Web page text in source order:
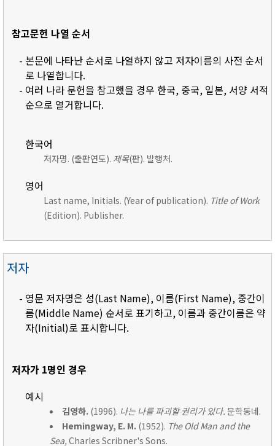
참고문헌 나열 순서
- 본문에 나타난 순서로 나열하지 않고 저자이름의 사전 순서
로 나열합니다.
- 여러 나라 문헌을 참고했을 경우 한국, 중국, 일본, 서양 서적
순으로 열거합니다.
한국어
저자명. (출판연도). 제목(판). 발행처.
영어
Last name, Initials. (Year of publication). Title of Work
(Edition). Publisher.
저자
- 영문 저자명은 성(Last Name), 이름(First Name), 중간이
름(Middle Name) 순서로 표기하고, 이름과 중간이름은 약
자(Initial)로 표시합니다.
저자가 1명인 경우
예시
김영하. (1996). 나는 나를 파괴할 권리가 있다. 문학동네.
Hemingway, E. M. (1952). The Old Man and the
Sea,Charles Scribner's Sons.